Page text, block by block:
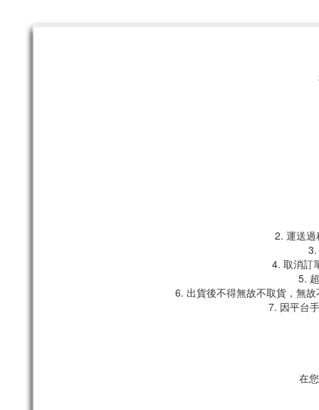
2. 運送過
3.
4. 取消訂
5.
6. 出貨後不得無故不取貨，無
7. 因平台
在